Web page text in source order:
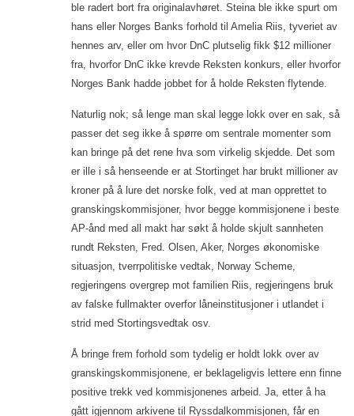
ble radert bort fra originalavhøret. Steina ble ikke spurt om
hans eller Norges Banks forhold til Amelia Riis, tyveriet av
hennes arv, eller om hvor DnC plutselig fikk $12 millioner
fra, hvorfor DnC ikke krevde Reksten konkurs, eller hvorfor
Norges Bank hadde jobbet for å holde Reksten flytende.
Naturlig nok; så lenge man skal legge lokk over en sak, så
passer det seg ikke å spørre om sentrale momenter som
kan bringe på det rene hva som virkelig skjedde. Det som
er ille i så henseende er at Stortinget har brukt millioner av
kroner på å lure det norske folk, ved at man opprettet to
granskingskommisjoner, hvor begge kommisjonene i beste
AP-ånd med all makt har søkt å holde skjult sannheten
rundt Reksten, Fred. Olsen, Aker, Norges økonomiske
situasjon, tverrpolitiske vedtak, Norway Scheme,
regjeringens overgrep mot familien Riis, regjeringens bruk
av falske fullmakter overfor låneinstitusjoner i utlandet i
strid med Stortingsvedtak osv.
Å bringe frem forhold som tydelig er holdt lokk over av
granskingskommisjonene, er beklageligvis lettere enn finne
positive trekk ved kommisjonenes arbeid. Ja, etter å ha
gått igjennom arkivene til Ryssdalkommisjonen, får en